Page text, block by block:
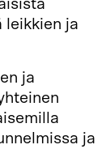
leikkien ja
ja
ja